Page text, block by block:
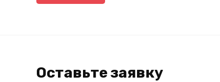
Оставьте заявку